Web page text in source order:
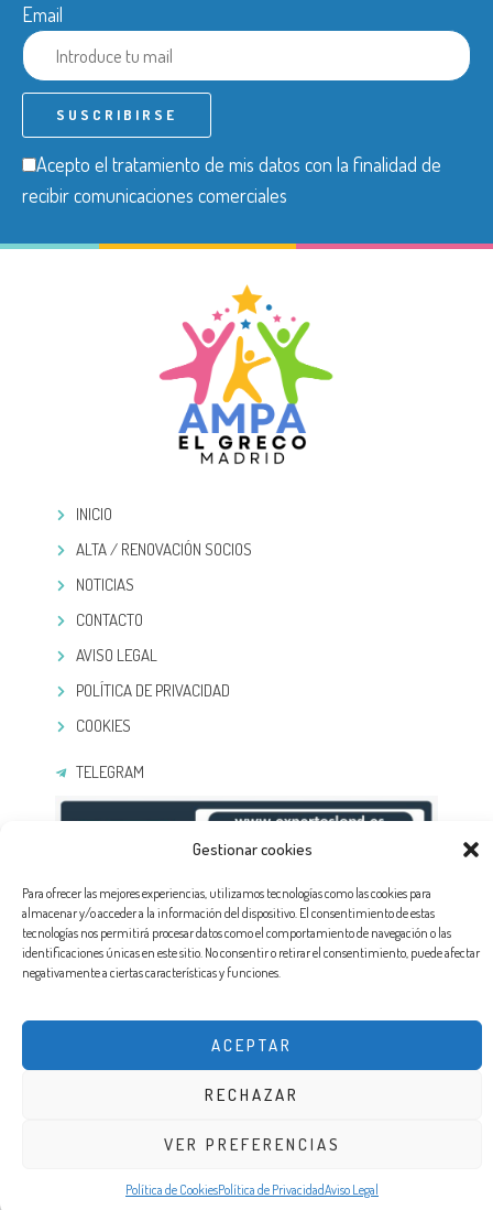
Gestionar cookies
Para ofrecer las mejores experiencias, utilizamos tecnologías como las cookies para
almacenar y/o acceder a la información del dispositivo. El consentimiento de estas
tecnologías nos permitirá procesar datos como el comportamiento de navegación o las
identificaciones únicas en este sitio. No consentir o retirar el consentimiento, puede afectar
negativamente a ciertas características y funciones.
ACEPTAR
RECHAZAR
VER PREFERENCIAS
Política de CookiesPolítica de PrivacidadAviso Legal
Email
Acepto el tratamiento de mis datos con la finalidad de
recibir comunicaciones comerciales
INICIO
ALTA / RENOVACIÓN SOCIOS
NOTICIAS
CONTACTO
AVISO LEGAL
POLÍTICA DE PRIVACIDAD
COOKIES
TELEGRAM
DISEÑO WEB POR EXPERTOSLOPD®. TODOS LOS DERECHOS RESERVADOS